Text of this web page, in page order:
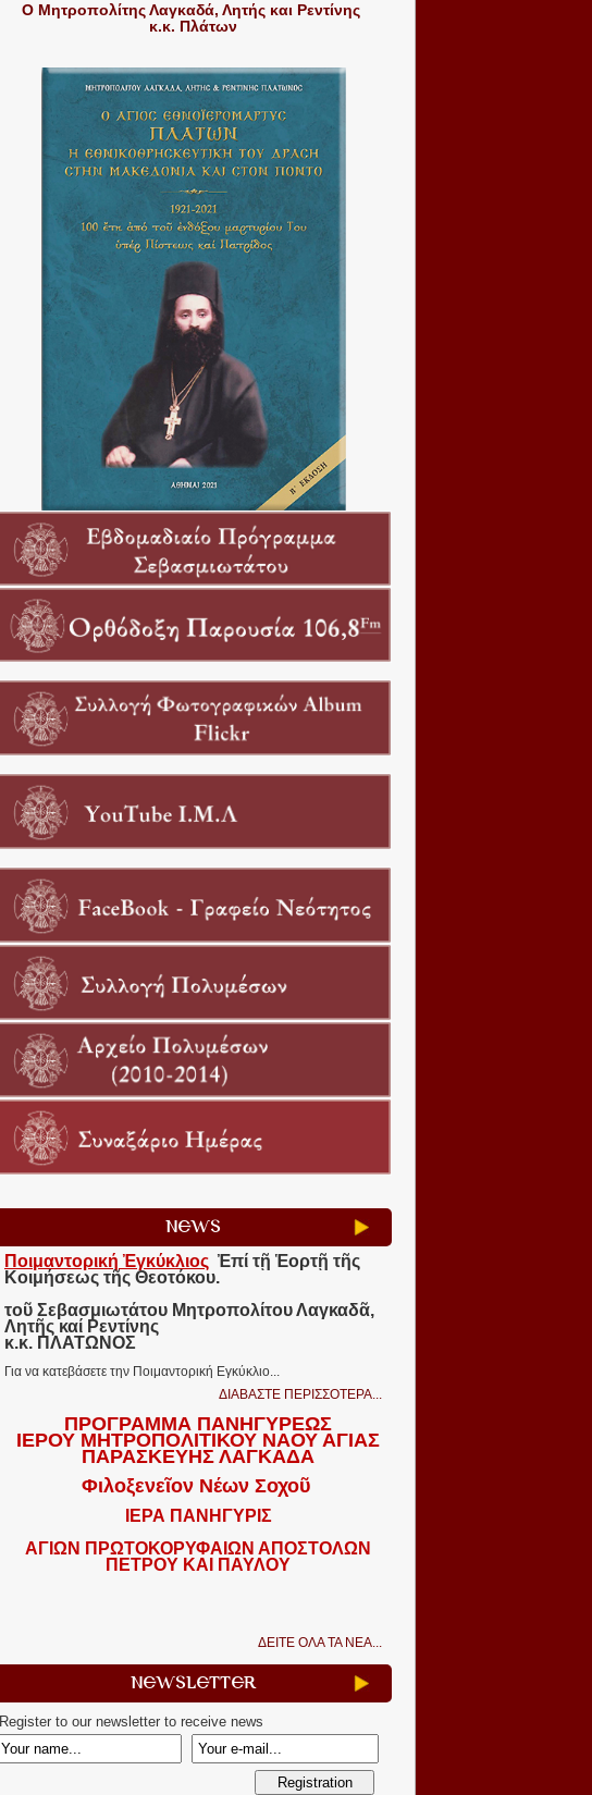
Ο Μητροπολίτης Λαγκαδά, Λητής και Ρεντίνης
κ.κ. Πλάτων
NEWS
Ποιμαντορική Ἐγκύκλιος Ἐπί τῇ Ἑορτῇ τῆς
Κοιμήσεως τῆς Θεοτόκου.
τοῦ Σεβασμιωτάτου Μητροπολίτου Λαγκαδᾶ,
Λητῆς καί Ρεντίνης
κ.κ. ΠΛΑΤΩΝΟΣ
Για να κατεβάσετε την Ποιμαντορική Εγκύκλιο...
ΔΙΑΒΑΣΤΕ ΠΕΡΙΣΣΟΤΕΡΑ...
ΠΡΟΓΡΑΜΜΑ ΠΑΝΗΓΥΡΕΩΣ
ΙΕΡΟΥ ΜΗΤΡΟΠΟΛΙΤΙΚΟΥ ΝΑΟΥ ΑΓΙΑΣ
ΠΑΡΑΣΚΕΥΗΣ ΛΑΓΚΑΔΑ
Φιλοξενεῖον Νέων Σοχοῦ
ΙΕΡΑ ΠΑΝΗΓΥΡΙΣ
ΑΓΙΩΝ ΠΡΩΤΟΚΟΡΥΦΑΙΩΝ ΑΠΟΣΤΟΛΩΝ
ΠΕΤΡΟΥ ΚΑΙ ΠΑΥΛΟΥ
ΔΕΙΤΕ ΟΛΑ ΤΑ ΝΕΑ...
Newsletter
Register to our newsletter to receive news